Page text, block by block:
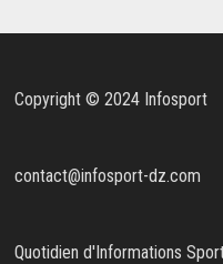
Copyright © 2024 Infosport
contact@infosport-dz.com
Quotidien d'Informations